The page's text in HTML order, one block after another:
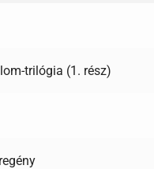
trilógia (1. rész)